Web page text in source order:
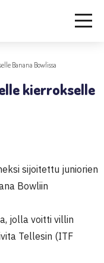
Banana Bowlissa
kierrokselle
sijoitettu juniorien
Bowliin
jolla voitti villin
Tellesin (ITF